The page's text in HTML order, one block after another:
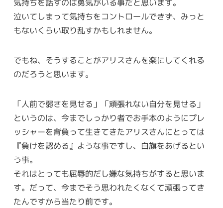
気持ちを話すのは勇気がいる事だと思います。
泣いてしまって気持ちをコントロールできず、みっと
もないくらい取り乱すかもしれません。
でもね、そうすることがアリスさんを楽にしてくれる
のだろうと思います。
「人前で弱さを見せる」「頑張れない自分を見せる」
というのは、今までしっかり者でお手本のようにプレ
ッシャーを背負って生きてきたアリスさんにとっては
『負けを認める』ような事ですし、白旗をあげるとい
う事。
それはとっても屈辱的だし嫌な気持ちがすると思いま
す。だって、今までそう思われたくなくて頑張ってき
たんですから当たり前です。